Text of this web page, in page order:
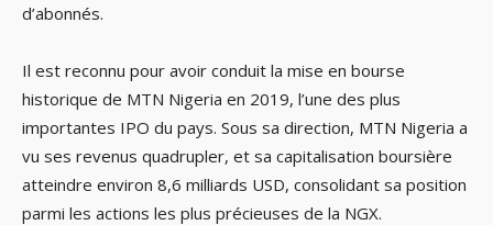
d’abonnés.
Il est reconnu pour avoir conduit la mise en bourse
historique de MTN Nigeria en 2019, l’une des plus
importantes IPO du pays. Sous sa direction, MTN Nigeria a
vu ses revenus quadrupler, et sa capitalisation boursière
atteindre environ 8,6 milliards USD, consolidant sa position
parmi les actions les plus précieuses de la NGX.